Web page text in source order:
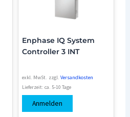
Enphase IQ System
Controller 3 INT
exkl. MwSt. zzgl. Versandkosten
Lieferzeit: ca. 5-10 Tage
Anmelden